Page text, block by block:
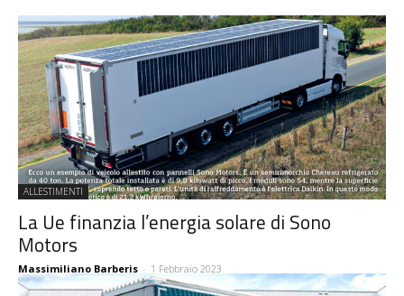
ALLESTIMENTI
La Ue finanzia l’energia solare di Sono
Motors
Massimiliano Barberis - 1 Febbraio 2023